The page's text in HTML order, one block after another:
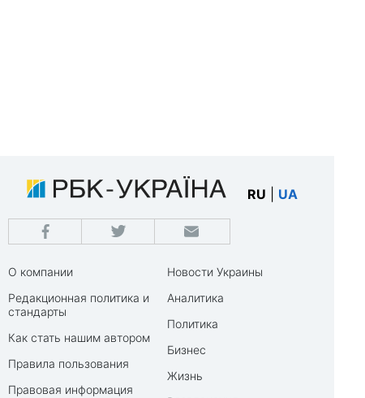
RU UA
О компании
Редакционная политика и
стандарты
Как стать нашим автором
Правила пользования
Правовая информация
Новости Украины
Аналитика
Политика
Бизнес
Жизнь